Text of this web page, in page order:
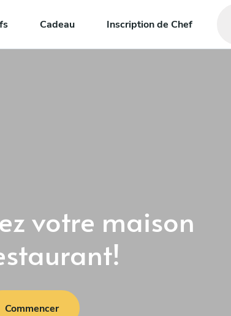
Cadeau Inscription de Chef
votre maison
Commencer